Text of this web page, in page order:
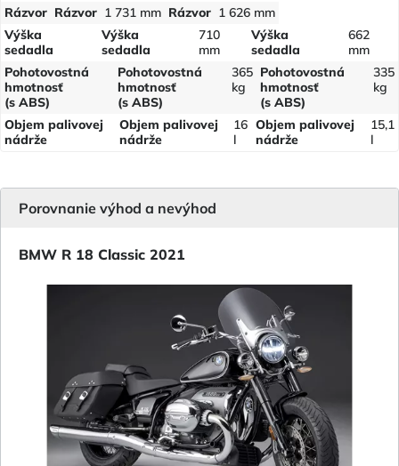
Rázvor Rázvor 1 731 mm Rázvor 1 626 mm
Výška
sedadla
Výška
sedadla
710
mm
Výška
sedadla
662
mm
Pohotovostná
hmotnosť
(s ABS)
Pohotovostná
hmotnosť
(s ABS)
365
kg
Pohotovostná
hmotnosť
(s ABS)
335
kg
Objem palivovej
nádrže
Objem palivovej
nádrže
16
l
Objem palivovej
nádrže
15,1
l
Porovnanie výhod a nevýhod
BMW R 18 Classic 2021